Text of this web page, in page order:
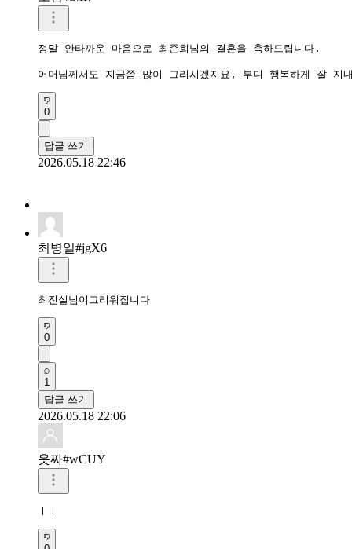
정말 안타까운 마음으로 최준희님의 결혼을 축하드립니다.
어머님께서도 지금쯤 많이 그리시겠지요, 부디 행복하게 잘 지
0
답글 쓰기
2026.05.18 22:46
최병일#jgX6
최진실님이그리워집니다
0
1
답글 쓰기
2026.05.18 22:06
읏짜#wCUY
ㅣㅣ